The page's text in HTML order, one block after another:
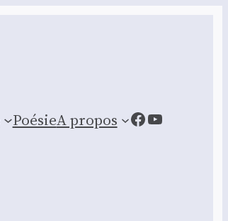
PoésieA propos Facebook
YouTube